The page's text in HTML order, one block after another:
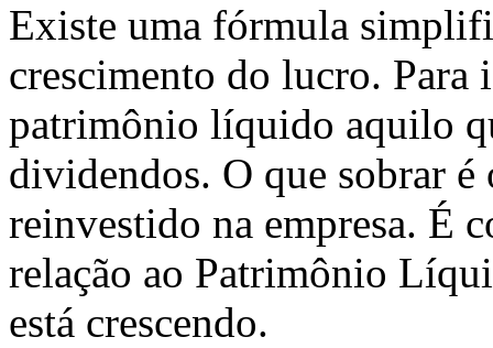
Existe uma fórmula
crescimento do lucro.
patrimônio líquido aquilo
dividendos. O que sobrar é
reinvestido na empresa. É
relação ao Patrimônio
está crescendo.